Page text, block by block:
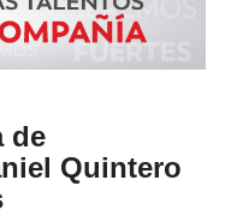
de
Quintero